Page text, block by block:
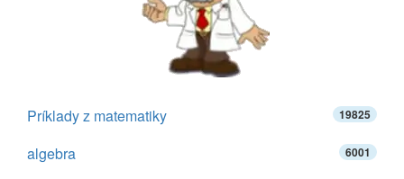
Príklady z matematiky 19825
algebra 6001